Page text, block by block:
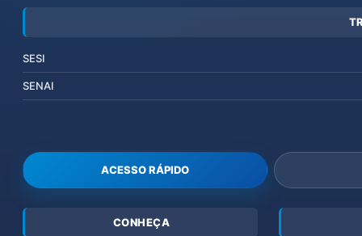
SESI
SENAI
ACESSO RÁPIDO
CONHEÇA